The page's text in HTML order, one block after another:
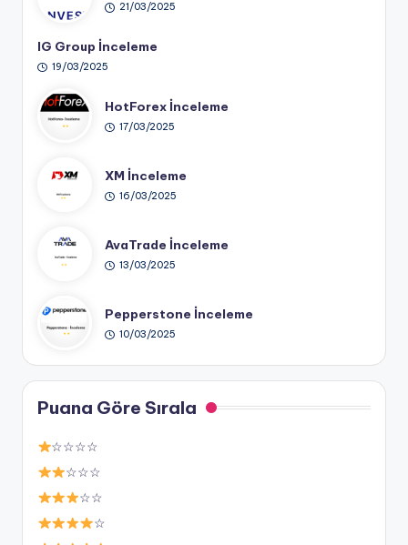
21/03/2025
IG Group İnceleme
19/03/2025
HotForex İnceleme
17/03/2025
XM İnceleme
16/03/2025
AvaTrade İnceleme
13/03/2025
Pepperstone İnceleme
10/03/2025
Puana Göre Sırala
☆☆☆☆
☆☆☆
☆☆
☆